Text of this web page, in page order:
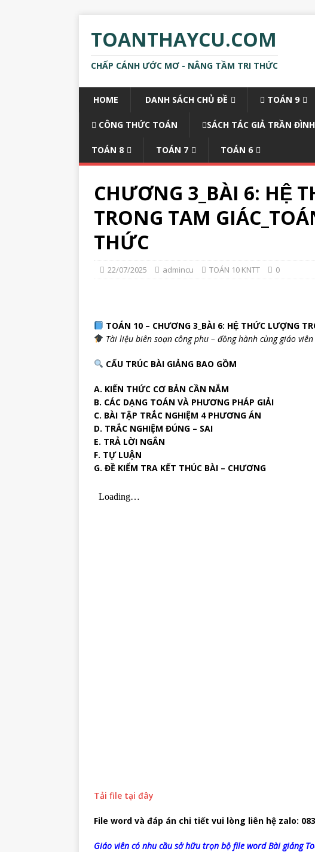
TOANTHAYCU.COM
CHẤP CÁNH ƯỚC MƠ - NÂNG TẦM TRI THỨC
HOME DANH SÁCH CHỦ ĐỀ TOÁN 9
CÔNG THỨC TOÁN SÁCH TÁC GIẢ TRẦN
TOÁN 8 TOÁN 7 TOÁN 6
CHƯƠNG 3_BÀI 6: HỆ
TRONG TAM
THỨC
22/07/2025 admincu TOÁN 10 KNTT 0
TOÁN 10 – CHƯƠNG 3_BÀI 6: HỆ THỨC LƯỢNG
Tài liệu biên soạn công phu – đồng hành cùng giáo
CẤU TRÚC BÀI GIẢNG BAO GỒM
A. KIẾN THỨC CƠ BẢN CẦN NẮM
B. CÁC DẠNG TOÁN VÀ PHƯƠNG PHÁP GIẢI
C. BÀI TẬP TRẮC NGHIỆM 4 PHƯƠNG ÁN
D. TRẮC NGHIỆM ĐÚNG – SAI
E. TRẢ LỜI NGẮN
F. TỰ LUẬN
G. ĐỀ KIỂM TRA KẾT THÚC BÀI – CHƯƠNG
Tải file tại đây
File word và đáp án chi tiết vui lòng liên hệ zalo:
Giáo viên có nhu cầu sở hữu trọn bộ file word Bài giảng